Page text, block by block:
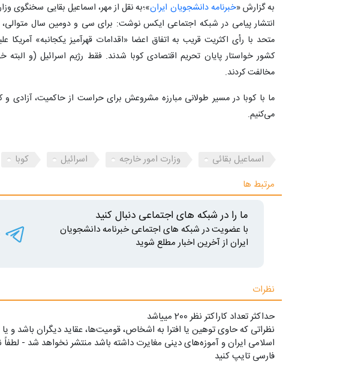
به گزارش «خبرنامه دانشجویان ایران»؛به نقل از مهر، اسماعیل بقایی سخنگوی
انتشار پیامی در شبکه اجتماعی ایکس نوشت: ‏برای سی و دومین سال
کشور خواستار پایان تحریم⁩ اقتصادی کوبا شدند. فقط رژیم اسرائیل (و البته
مخالفت کردند.
‏ما با کوبا در مسیر طولانی مبارزه مشروعش برای حراست از حاکمیت، آزادی و
می‌کنیم.
اسماعیل بقائی وزارت امور خارجه اسرائیل
کوبا
مرتبط ها
ما را در شبکه های اجتماعی دنبال کنید
با عضویت در شبکه های اجتماعی خبرنامه دانشجویان
ایران از آخرین اخبار مطلع شوید
نظرات
حداکثر تعداد کاراکتر نظر 200 ميياشد
نظراتی که حاوی توهین یا افترا به اشخاص، قومیت‌ها، عقاید دیگران باشد و
اسلامی ایران و آموزه‌های دینی مغایرت داشته باشد منتشر نخواهد شد -
فارسی تایپ کنید